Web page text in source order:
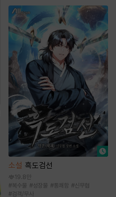
소설 흑도검선
19.8만
#복수물 #성장물 #통쾌함 #신무협
#검객/무사